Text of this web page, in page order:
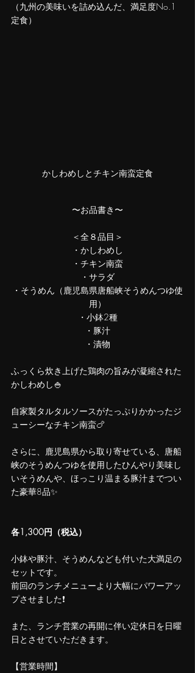
（九州の美味いを詰め込んだ、満足度No.1
定食）
かしわめしとチキン南蛮定食
〜お品書き〜
＜全８品目＞
・かしわめし
・チキン南蛮
・サラダ
・そうめん（鹿児島県唐船峡そうめんつゆ使
用）
・小鉢2種
・豚汁
・漬物
ふっくら炊き上げた鶏肉の旨みが凝縮された
かしわめし🍚
自家製タルタルソースがたっぷりかかったジ
ューシーなチキン南蛮🍗
さらに、鹿児島県から取り寄せている、唐船
峡のそうめんつゆを使用したひんやり美味し
いそうめんや、ほっこり温まる豚汁までつい
た豪華8品✨
各1,300円（税込）
小鉢や豚汁、そうめんなども付いた大満足の
セットです。
前回のランチメニューより大幅にパワーアッ
プさせました❗️
また、ランチ営業の再開に伴い定休日を日曜
日とさせていただきます。
【営業時間】